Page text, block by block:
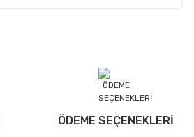
ÖDEME SEÇENEKLERİ